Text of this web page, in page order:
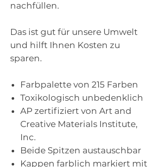
nachfüllen.
Das ist gut für unsere Umwelt
und hilft Ihnen Kosten zu
sparen.
Farbpalette von 215 Farben
Toxikologisch unbedenklich
AP zertifiziert von Art and
Creative Materials Institute,
Inc.
Beide Spitzen austauschbar
Kappen farblich markiert mit